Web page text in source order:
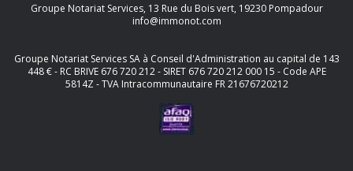
Groupe Notariat Services, 13 Rue du Bois vert, 19230 Pompadour
info@immonot.com
Groupe Notariat Services SA à Conseil d'Administration au capital de 143
448 € - RC BRIVE 676 720 212 - SIRET 676 720 212 000 15 - Code APE
5814Z - TVA Intracommunautaire FR 21676720212